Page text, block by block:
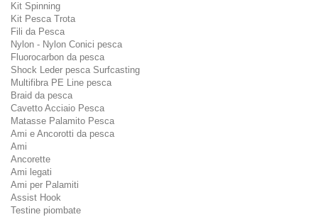
Kit Spinning
Kit Pesca Trota
Fili da Pesca
Nylon - Nylon Conici pesca
Fluorocarbon da pesca
Shock Leder pesca Surfcasting
Multifibra PE Line pesca
Braid da pesca
Cavetto Acciaio Pesca
Matasse Palamito Pesca
Ami e Ancorotti da pesca
Ami
Ancorette
Ami legati
Ami per Palamiti
Assist Hook
Testine piombate